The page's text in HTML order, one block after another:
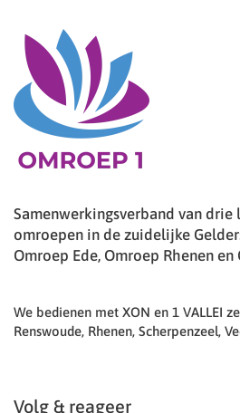
Samenwerkingsverband van
omroepen in de zuidelijke
Omroep Ede, Omroep Rhenen
We bedienen met XON en 1 VALLEI
Renswoude, Rhenen, Scherpenzeel,
Volg & reageer